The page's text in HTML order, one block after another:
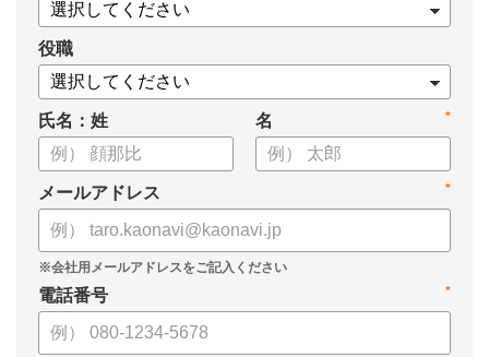
・ 1on1 の基本アジェンダと質問例
についてまとめましたので、ぜひお役立てください。
役職
氏名：姓 *
名
*
メールアドレス
*
電話番号